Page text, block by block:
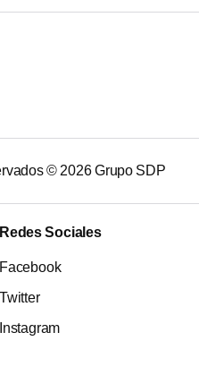
© 2026Grupo SDP
Redes Sociales
Facebook
Twitter
Instagram